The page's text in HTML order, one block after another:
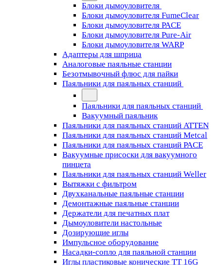
Блоки дымоуловителя
Блоки дымоуловителя FumeClear
Блоки дымоуловителя PACE
Блоки дымоуловителя Pure-Air
Блоки дымоуловителя WARP
Адаптеры для шприца
Аналоговые паяльные станции
Безотмывочный флюс для пайки
Паяльники для паяльных станций
Паяльники для паяльных станций
Вакуумный паяльник
Паяльники для паяльных станций ATTEN
Паяльники для паяльных станций Metcal
Паяльники для паяльных станций PACE
Вакуумные присоски для вакуумного
пинцета
Паяльники для паяльных станций Weller
Вытяжки с фильтром
Двухканальные паяльные станции
Демонтажные паяльные станции
Держатели для печатных плат
Дымоуловители настольные
Дозирующие иглы
Импульсное оборудование
Насадки-сопло для паяльной станции
Иглы пластиковые конические TT 16G